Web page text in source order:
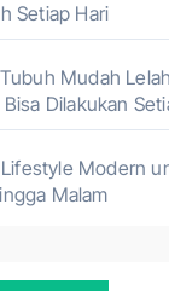
Setiap Hari
Mudah
Dilakukan
Modern
Malam